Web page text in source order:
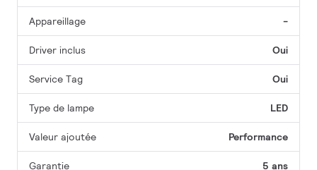
Appareillage -
Driver inclus Oui
Service Tag Oui
Type de lampe LED
Valeur ajoutée Performance
Garantie 5 ans